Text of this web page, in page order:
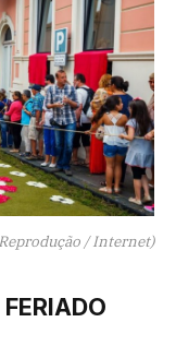
/ Internet)